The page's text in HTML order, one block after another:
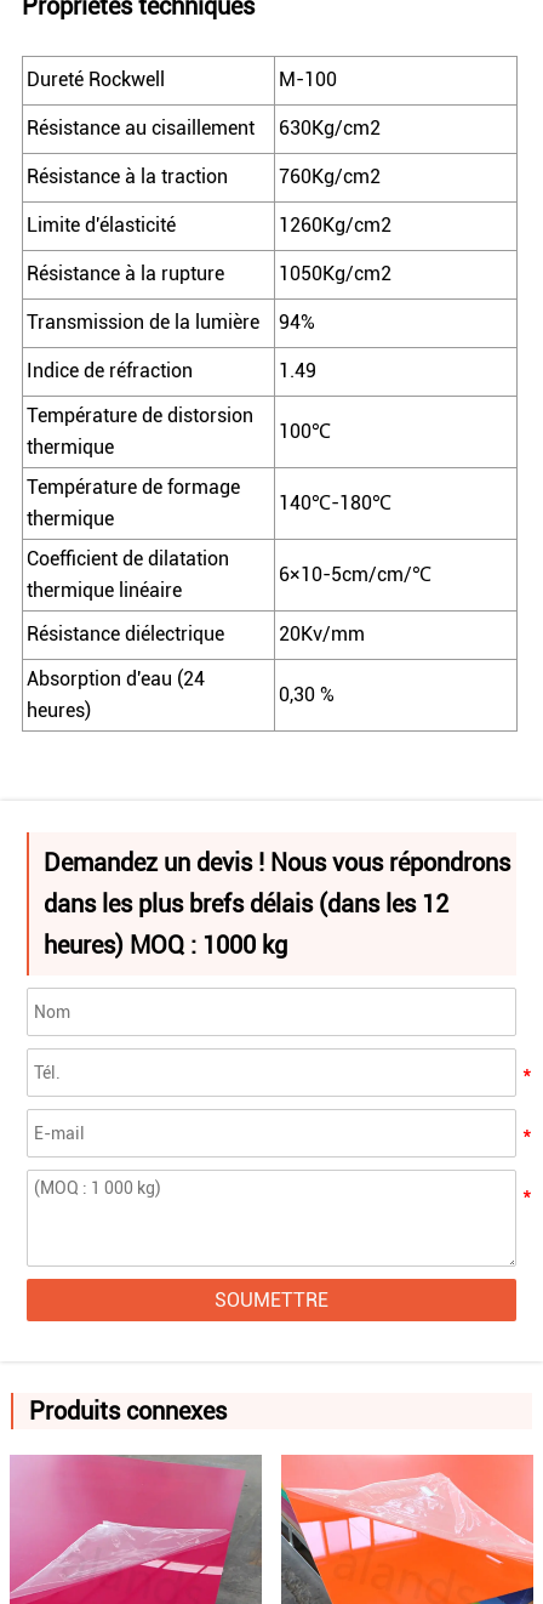
Propriétés techniques
Dureté Rockwell M-100
Résistance au cisaillement 630Kg/cm2
Résistance à la traction 760Kg/cm2
Limite d'élasticité 1260Kg/cm2
Résistance à la rupture 1050Kg/cm2
Transmission de la lumière 94%
Indice de réfraction
1.49
Température de distorsion
thermique
100℃
Température de formage
thermique
140℃-180℃
Coefficient de dilatation
thermique linéaire
6×10-5cm/cm/℃
Résistance diélectrique
20Kv/mm
Absorption d'eau (24
heures)
0,30 %
Demandez un devis ! Nous vous répondrons
dans les plus brefs délais (dans les 12
heures) MOQ : 1000 kg
SOUMETTRE
Produits connexes